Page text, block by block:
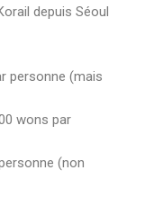
depuis Séoul
personne (mais
wons par
(non